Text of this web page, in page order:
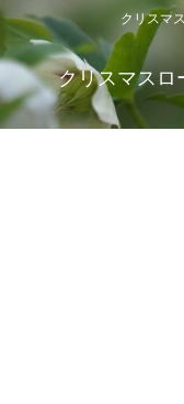
クリスマ
クリスマスロ